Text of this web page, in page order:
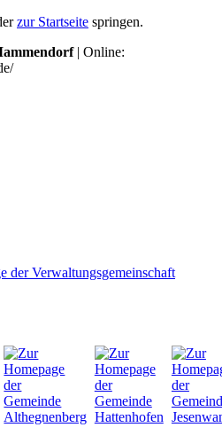
zur Startseite springen.
| Online: